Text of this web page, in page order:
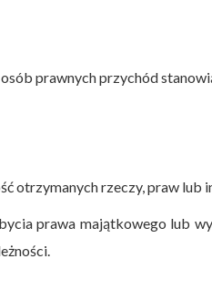
prawnych przychód
otrzymanych rzeczy, praw lub
prawa majątkowego lub